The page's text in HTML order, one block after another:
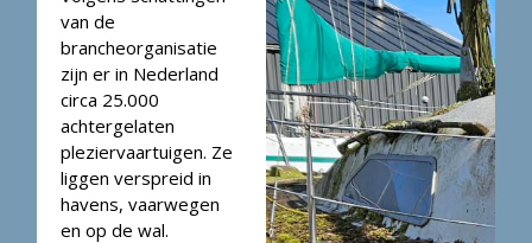
van de
brancheorganisatie
zijn er in Nederland
circa 25.000
achtergelaten
pleziervaartuigen. Ze
liggen verspreid in
havens, vaarwegen
en op de wal.